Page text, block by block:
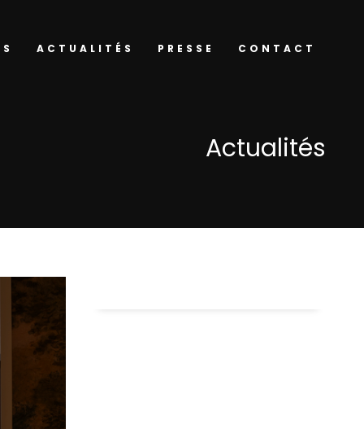
ACTUALITÉS PRESSE CONTACT
Actualités